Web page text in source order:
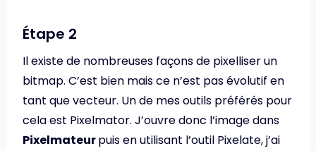
Étape 2
Il existe de nombreuses façons de pixelliser un
bitmap. C’est bien mais ce n’est pas évolutif en
tant que vecteur. Un de mes outils préférés pour
cela est Pixelmator. J’ouvre donc l’image dans
Pixelmateurpuis en utilisant l’outil Pixelate, j’ai